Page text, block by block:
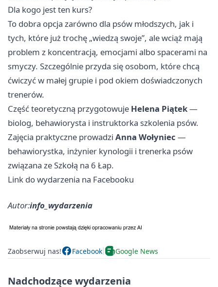
Dla kogo jest ten kurs?
To dobra opcja zarówno dla psów młodszych, jak i
tych, które już trochę „wiedzą swoje”, ale wciąż mają
problem z koncentracją, emocjami albo spacerami na
smyczy. Szczególnie przyda się osobom, które chcą
ćwiczyć w małej grupie i pod okiem doświadczonych
trenerów.
Część teoretyczną przygotowuje Helena Piątek—
biolog, behawiorysta i instruktorka szkolenia psów.
Zajęcia praktyczne prowadzi Anna Wołyniec —
behawiorystka, inżynier kynologii i trenerka psów
związana ze Szkołą na 6 Łap.
Link do wydarzenia na Facebooku
Autor:info_wydarzenia
Zaobserwuj nas! Facebook Google News
Nadchodzące wydarzenia